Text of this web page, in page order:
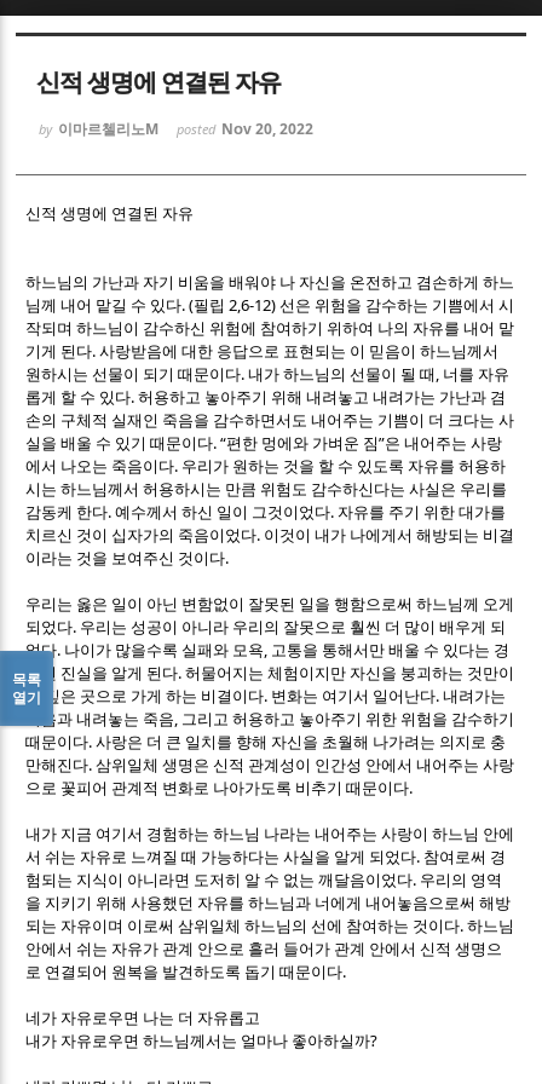
신적 생명에 연결된 자유
by 이마르첼리노M posted Nov 20, 2022
신적 생명에 연결된 자유
하느님의 가난과 자기 비움을 배워야 나 자신을 온전하고 겸손하게 하느
님께 내어 맡길 수 있다. (필립 2,6-12)선은 위험을 감수하는 기쁨에서 시
작되며 하느님이 감수하신 위험에 참여하기 위하여 나의 자유를 내어 맡
기게 된다.사랑받음에 대한 응답으로 표현되는 이 믿음이 하느님께서
원하시는 선물이 되기 때문이다.내가 하느님의 선물이 될 때 , 너를 자유
롭게 할 수 있다.허용하고 놓아주기 위해 내려놓고 내려가는 가난과 겸
손의 구체적 실재인 죽음을 감수하면서도 내어주는 기쁨이 더 크다는 사
실을 배울 수 있기 때문이다. “편한 멍에와 가벼운 짐”은 내어주는 사랑
에서 나오는 죽음이다. 우리가 원하는 것을 할 수 있도록 자유를 허용하
시는 하느님께서 허용하시는 만큼 위험도 감수하신다는 사실은 우리를
감동케 한다.예수께서 하신 일이 그것이었다.자유를 주기 위한 대가를
치르신 것이 십자가의 죽음이었다. 이것이 내가 나에게서 해방되는 비결
이라는 것을 보여주신 것이다.
우리는 옳은 일이 아닌 변함없이 잘못된 일을 행함으로써 하느님께 오게
되었다. 우리는 성공이 아니라 우리의 잘못으로 훨씬 더 많이 배우게 되
었다. 나이가 많을수록 실패와 모욕, 고통을 통해서만 배울 수 있다는 경
험된 진실을 알게 된다.허물어지는 체험이지만 자신을 붕괴하는 것만이
더 깊은 곳으로 가게 하는 비결이다. 변화는 여기서 일어난다.내려가는
죽음과 내려놓는 죽음, 그리고 허용하고 놓아주기 위한 위험을 감수하기
때문이다.사랑은 더 큰 일치를 향해 자신을 초월해 나가려는 의지로 충
만해진다.삼위일체 생명은 신적 관계성이 인간성 안에서 내어주는 사랑
으로 꽃피어 관계적 변화로 나아가도록 비추기 때문이다.
내가 지금 여기서 경험하는 하느님 나라는 내어주는 사랑이 하느님 안에
서 쉬는 자유로 느껴질 때 가능하다는 사실을 알게 되었다. 참여로써 경
험되는 지식이 아니라면 도저히 알 수 없는 깨달음이었다. 우리의 영역
을 지키기 위해 사용했던 자유를 하느님과 너에게 내어놓음으로써 해방
되는 자유이며 이로써 삼위일체 하느님의 선에 참여하는 것이다.하느님
안에서 쉬는 자유가 관계 안으로 흘러 들어가 관계 안에서 신적 생명으
로 연결되어 원복을 발견하도록 돕기 때문이다.
네가 자유로우면 나는 더 자유롭고
내가 자유로우면 하느님께서는 얼마나 좋아하실까?
목록
열기
Sketchbook5, 스케치북5
Sketchbook5, 스케치북5
Sketchbook5, 스케치북5
Sketchbook5, 스케치북5